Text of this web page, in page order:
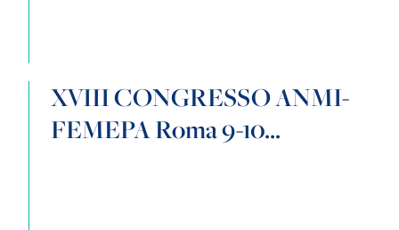
XVIII CONGRESSO ANMI-
FEMEPA Roma 9-10...